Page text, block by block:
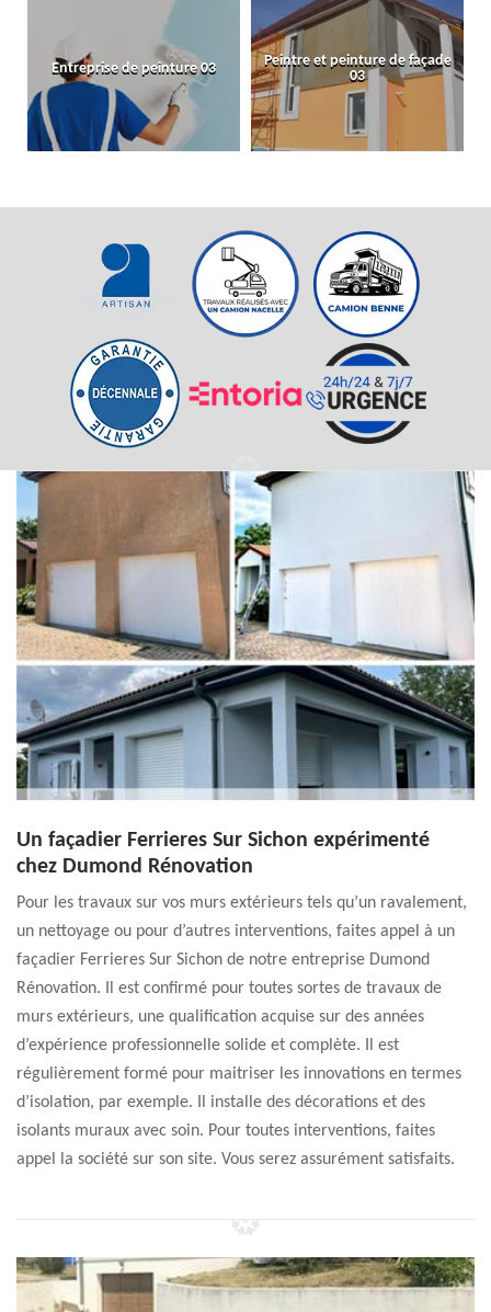
Entreprise de peinture 03
Peintre et peinture de façade
03
Un façadier Ferrieres Sur Sichon expérimenté
chez Dumond Rénovation
Pour les travaux sur vos murs extérieurs tels qu’un ravalement,
un nettoyage ou pour d’autres interventions, faites appel à un
façadier Ferrieres Sur Sichon de notre entreprise Dumond
Rénovation. Il est confirmé pour toutes sortes de travaux de
murs extérieurs, une qualification acquise sur des années
d’expérience professionnelle solide et complète. Il est
régulièrement formé pour maitriser les innovations en termes
d’isolation, par exemple. Il installe des décorations et des
isolants muraux avec soin. Pour toutes interventions, faites
appel la société sur son site. Vous serez assurément satisfaits.